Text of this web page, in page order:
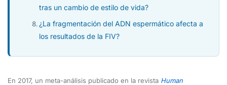
tras un cambio de estilo de vida?
¿La fragmentación del ADN espermático afecta a
los resultados de la FIV?
En 2017, un meta-análisis publicado en la revista Human